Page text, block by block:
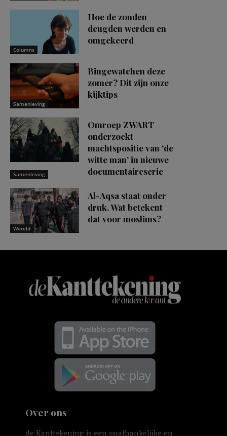
Columns
Hoe de zonden
deugden werden en
omgekeerd
Samenleving
Bingewatchen deze
zomer? Dit zijn onze
kijktips
Samenleving
Omroep ZWART
onderzoekt
machtspositie van ‘de
witte man’ in nieuwe
documentaireserie
Wereld
Al-Aqsa staat onder
druk. Wat betekent
dat voor moslims?
Over ons
de Kanttekening is een onafhankelijke en